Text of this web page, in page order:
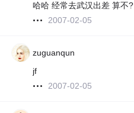
哈哈 经常去武汉出差 算不?
2007-02-05
zuguanqun
jf
2007-02-05